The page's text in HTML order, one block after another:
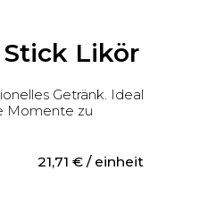
Likör
Getränk. Ideal
Momente zu
21,71 € / einheit